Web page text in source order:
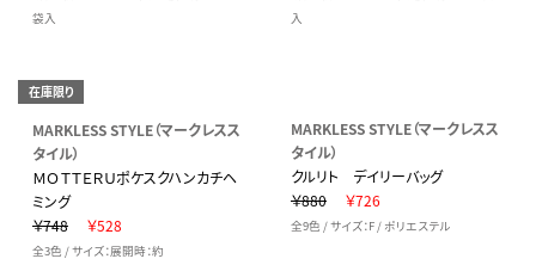
袋入
入
在庫限り
MARKLESS STYLE（マークレスス
タイル）
ＭＯＴＴＥＲＵポケスクハンカチヘ
ミング
￥748
￥528
全3色 / サイズ：展開時：約
MARKLESS STYLE（マークレスス
タイル）
クルリト デイリーバッグ
￥880
￥726
全9色 / サイズ：F / ポリエステル